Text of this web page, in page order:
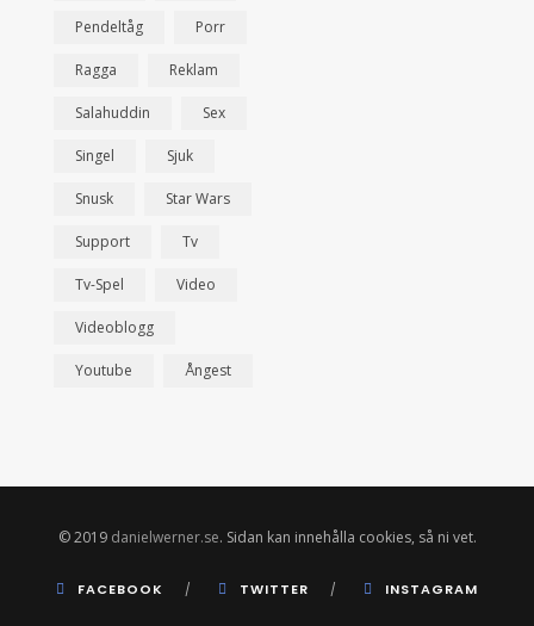
Pendeltåg Porr
Ragga Reklam
Salahuddin Sex
Singel Sjuk
Snusk Star Wars
Support Tv
Tv-Spel Video
Videoblogg
Youtube Ångest
© 2019 danielwerner.se. Sidan kan innehålla cookies, så ni vet.
FACEBOOK TWITTER INSTAGRAM